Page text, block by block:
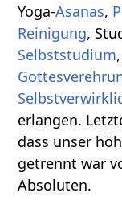
Yoga-Asanas,
Reinigung,
Selbststudium
erlangen.
dass unser
getrennt war
Absoluten.